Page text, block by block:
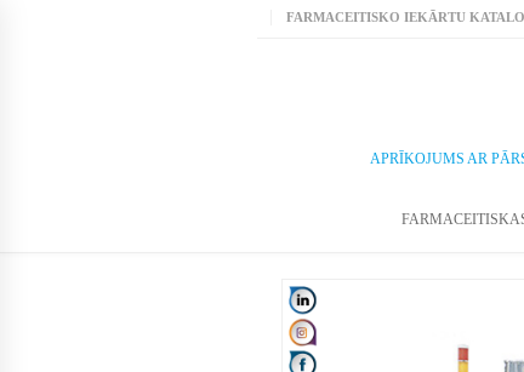
FARMACEITISKO IEKĀRTU
APRĪKOJUMS AR